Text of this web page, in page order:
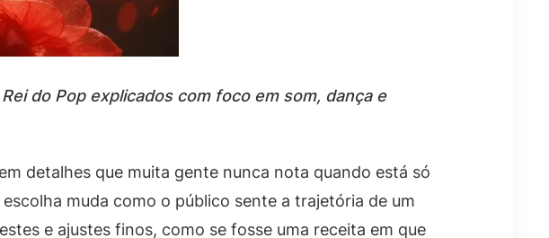
do Pop explicados com foco em som, dança e
detalhes que muita gente nunca nota quando está só
muda como o público sente a trajetória de um
e ajustes finos, como se fosse uma receita em que